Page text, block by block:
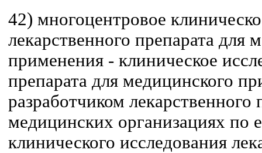
42) многоцентровое
лекарственного препарата для
применения - клиническое
препарата для медицинского
разработчиком лекарственного
медицинских организациях по
клинического исследования